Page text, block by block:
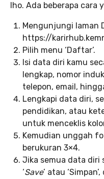
lho. Ada beberapa cara
Mengunjungi laman
https://
Pilih menu ‘Daftar’.
Isi data diri kamu
lengkap, nomor
telepon, email,
Lengkapi data diri,
pendidikan, atau
untuk menceklis
Kemudian unggah
berukuran 3×4.
Jika semua data diri
‘Save’ atau